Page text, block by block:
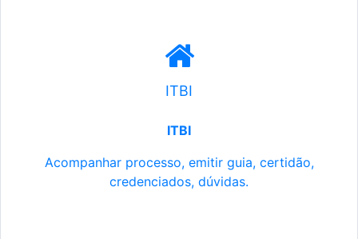
ITBI
ITBI
Acompanhar processo, emitir guia, certidão,
credenciados, dúvidas.